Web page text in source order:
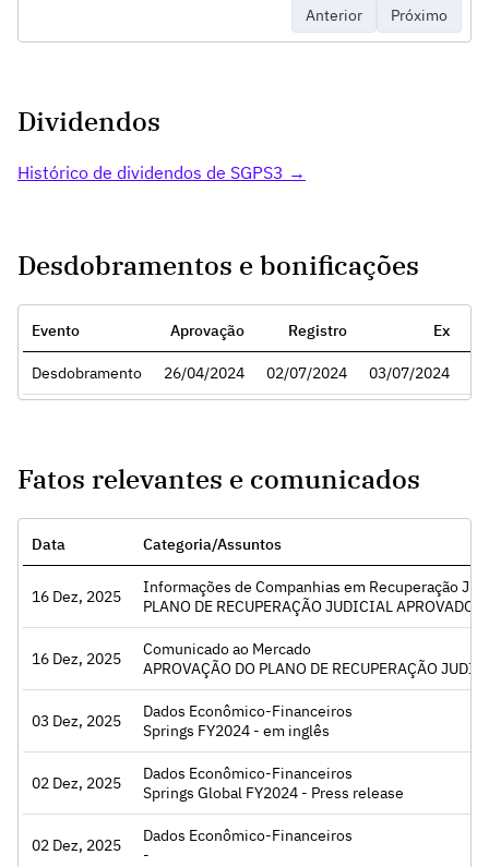
Anterior Próximo
Dividendos
Histórico de dividendos de SGPS3 →
Desdobramentos e bonificações
Evento Aprovação Registro Ex
Desdobramento 26/04/2024 02/07/2024 03/07/2024
Fatos relevantes e comunicados
Data Categoria/Assuntos
16 Dez, 2025
Informações de Companhias em Recuperação
PLANO DE RECUPERAÇÃO JUDICIAL APROVADO
Acessar
16 Dez, 2025
Comunicado ao Mercado
APROVAÇÃO DO PLANO DE RECUPERAÇÃO
Acessar
03 Dez, 2025
Dados Econômico-Financeiros
Springs FY2024 - em inglês
Acessar
02 Dez, 2025
Dados Econômico-Financeiros
Springs Global FY2024 - Press release
Acessar
02 Dez, 2025
Dados Econômico-Financeiros
-
Acessar